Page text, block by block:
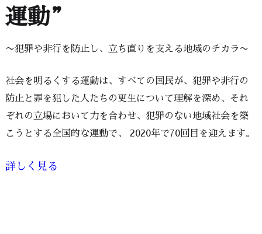
運動”
〜犯罪や非行を防止し、立ち直りを支える地域のチカラ〜
社会を明るくする運動は、すべての国民が、犯罪や非行の
防止と罪を犯した人たちの更生について理解を深め、それ
ぞれの立場において力を合わせ、犯罪のない地域社会を築
こうとする全国的な運動で、 2020年で70回目を迎えます。
詳しく見る